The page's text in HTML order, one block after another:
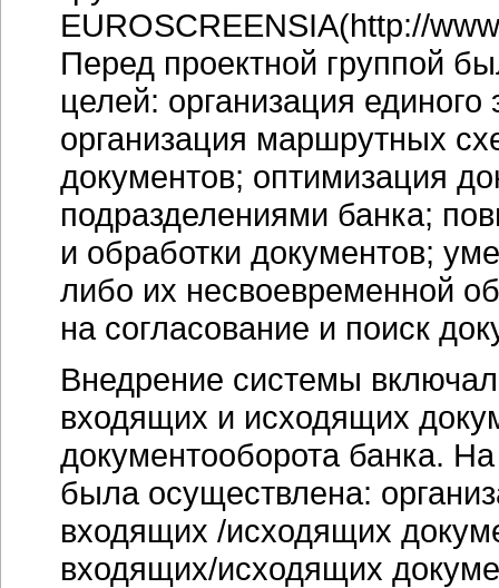
EUROSCREENSIA(http://
Перед проектной группой
целей: организация
организация маршрутных
документов; оптимизация
подразделениями банка;
и обработки документов;
либо их несвоевременной
на согласование и поиск
Внедрение системы
входящих и исходящих
документооборота банка.
была осуществлена:
входящих /исходящих
входящих/исходящих